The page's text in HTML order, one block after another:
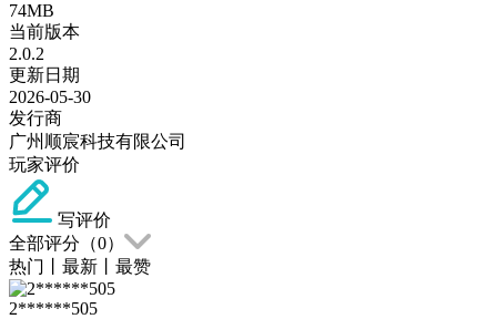
74MB
当前版本
2.0.2
更新日期
2026-05-30
发行商
广州顺宸科技有限公司
玩家评价
写评价
全部评分（0）
热门
最新 最赞
2******505